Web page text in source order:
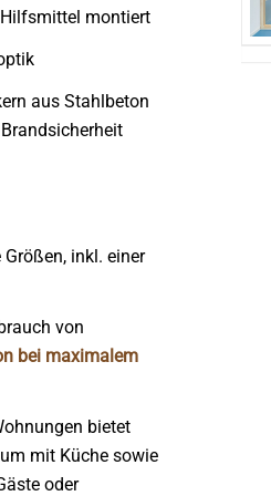
montiert
aus Stahlbeton
inkl. einer
von
bei maximalem
bietet
mit Küche sowie
oder